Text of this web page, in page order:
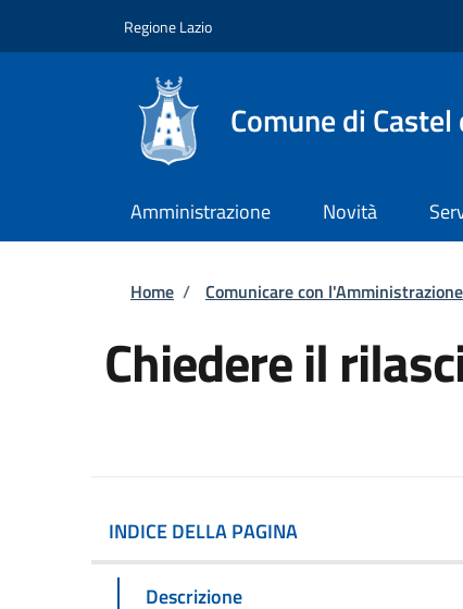
Regione Lazio
Comune di Castel
Amministrazione Novità
Briciole di pane
Home / Comunicare con l'Amministrazione
Chiedere il
INDICE DELLA PAGINA
Descrizione